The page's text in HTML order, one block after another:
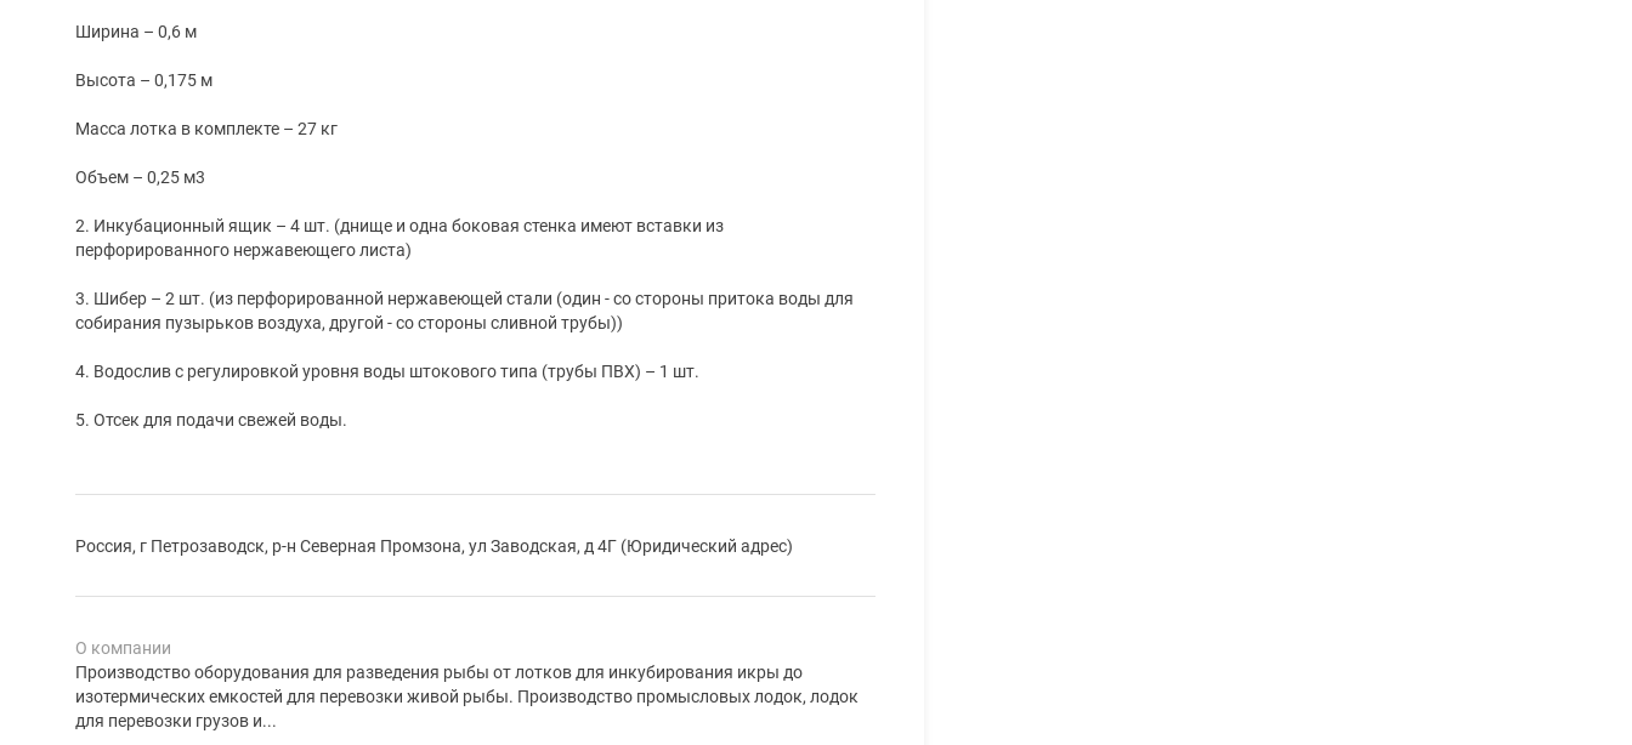
Ширина – 0,6 м
Высота – 0,175 м
Масса лотка в комплекте – 27 кг
Объем – 0,25 м3
2. Инкубационный ящик – 4 шт. (днище и одна боковая стенка имеют вставки из
перфорированного нержавеющего листа)
3. Шибер – 2 шт. (из перфорированной нержавеющей стали (один - со стороны притока воды для
собирания пузырьков воздуха, другой - со стороны сливной трубы))
4. Водослив с регулировкой уровня воды штокового типа (трубы ПВХ) – 1 шт.
5. Отсек для подачи свежей воды.
Россия, г Петрозаводск, р-н Северная Промзона, ул Заводская, д 4Г (Юридический адрес)
О компании
Производство оборудования для разведения рыбы от лотков для инкубирования икры до
изотермических емкостей для перевозки живой рыбы. Производство промысловых лодок, лодок
для перевозки грузов и...